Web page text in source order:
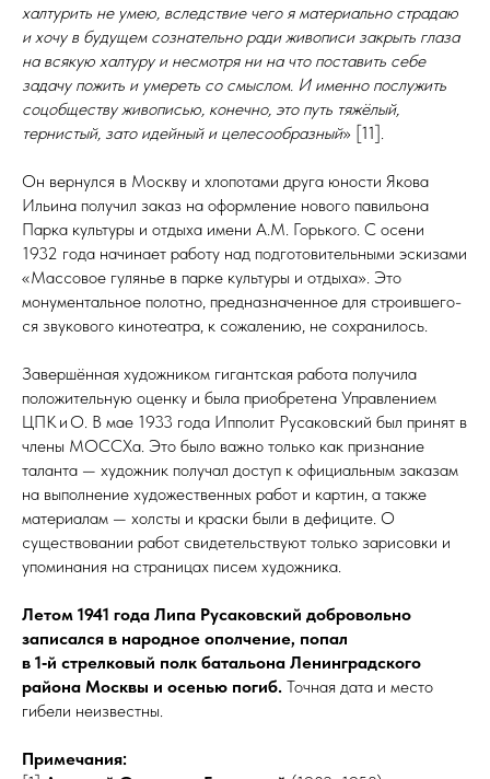
халтурить не умею, вследствие чего я материально страдаю
и хочу в будущем сознательно ради живописи закрыть глаза
на всякую халтуру и несмотря ни на что поставить себе
задачу пожить и умереть со смыслом. И именно послужить
соцобществу живописью, конечно, это путь тяжёлый,
тернистый, зато идейный и целесообразный» [11].
Он вернулся в Москву и хлопотами друга юности Якова
Ильина получил заказ на оформление нового павильона
Парка культуры и отдыха имени А.М. Горького. С осени
1932 го­да начинает работу над подготовительными эскизами
«Массовое гулянье в парке культуры и отдыха». Это
монументальное полотно, предназначенное для строив­ше­го­
ся звукового кинотеатра, к сожалению, не сохранилось.
Завершённая художником гигантская работа получила
положительную оценку и была приобретена Управлением
ЦПК и О. В мае 1933 го­да Ипполит Русаковский был принят в
члены ­МОССХа. Это было важно только как признание
таланта — художник получал доступ к официальным заказам
на выполнение художественных работ и картин, а также
материалам — холсты и краски были в дефиците. О
существовании работ свидетельствуют только зарисовки и
упоминания на страницах писем художника.
Летом 1941 года Липа Русаковский добровольно
записался в народное ополчение, попал
в 1‑й стрелковый полк батальона Ленинградского
района Москвы и осенью погиб. Точная дата и место
гибели неизвестны.
Примечания: